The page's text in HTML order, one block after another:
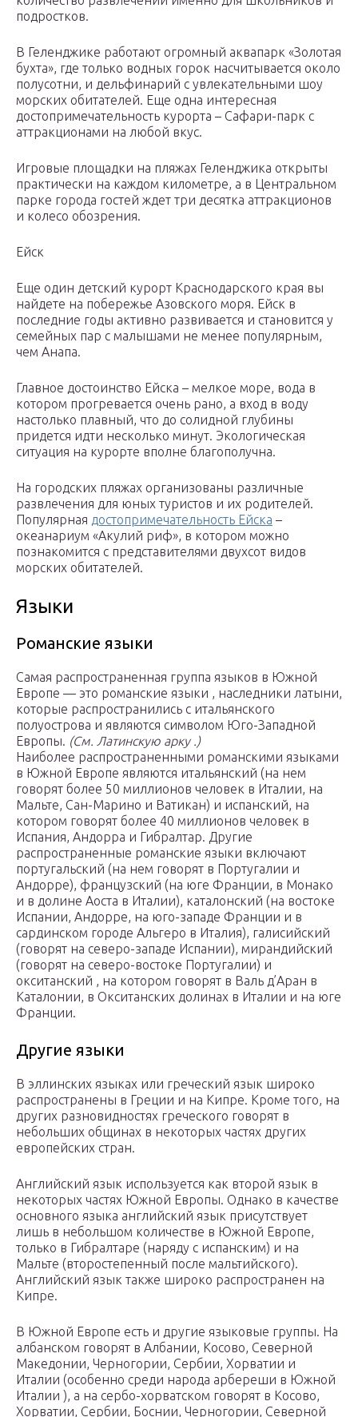
подростков.
В Геленджике работают огромный аквапарк «Золотая
бухта», где только водных горок насчитывается около
полусотни, и дельфинарий с увлекательными шоу
морских обитателей. Еще одна интересная
достопримечательность курорта – Сафари-парк с
аттракционами на любой вкус.
Игровые площадки на пляжах Геленджика открыты
практически на каждом километре, а в Центральном
парке города гостей ждет три десятка аттракционов
и колесо обозрения.
Ейск
Еще один детский курорт Краснодарского края вы
найдете на побережье Азовского моря. Ейск в
последние годы активно развивается и становится у
семейных пар с малышами не менее популярным,
чем Анапа.
Главное достоинство Ейска – мелкое море, вода в
котором прогревается очень рано, а вход в воду
настолько плавный, что до солидной глубины
придется идти несколько минут. Экологическая
ситуация на курорте вполне благополучна.
На городских пляжах организованы различные
развлечения для юных туристов и их родителей.
Популярная достопримечательность Ейска –
океанариум «Акулий риф», в котором можно
познакомится с представителями двухсот видов
морских обитателей.
Языки
Романские языки
Самая распространенная группа языков в Южной
Европе — это романские языки , наследники латыни,
которые распространились с итальянского
полуострова и являются символом Юго-Западной
Европы. (См. Латинскую арку .)
Наиболее распространенными романскими языками
в Южной Европе являются итальянский (на нем
говорят более 50 миллионов человек в Италии, на
Мальте, Сан-Марино и Ватикан) и испанский, на
котором говорят более 40 миллионов человек в
Испания, Андорра и Гибралтар. Другие
распространенные романские языки включают
португальский (на нем говорят в Португалии и
Андорре), французский (на юге Франции, в Монако
и в долине Аоста в Италии), каталонский (на востоке
Испании, Андорре, на юго-западе Франции и в
сардинском городе Альгеро в Италия), галисийский
(говорят на северо-западе Испании), мирандийский
(говорят на северо-востоке Португалии) и
окситанский , на котором говорят в Валь д’Аран в
Каталонии, в Окситанских долинах в Италии и на юге
Франции.
Другие языки
В эллинских языках или греческий язык широко
распространены в Греции и на Кипре. Кроме того, на
других разновидностях греческого говорят в
небольших общинах в некоторых частях других
европейских стран.
Английский язык используется как второй язык в
некоторых частях Южной Европы. Однако в качестве
основного языка английский язык присутствует
лишь в небольшом количестве в Южной Европе,
только в Гибралтаре (наряду с испанским) и на
Мальте (второстепенный после мальтийского).
Английский язык также широко распространен на
Кипре.
В Южной Европе есть и другие языковые группы. На
албанском говорят в Албании, Косово, Северной
Македонии, Черногории, Сербии, Хорватии и
Италии (особенно среди народа арбереши в Южной
Италии ), а на сербо-хорватском говорят в Косово,
Хорватии, Сербии, Боснии, Черногории, Северной